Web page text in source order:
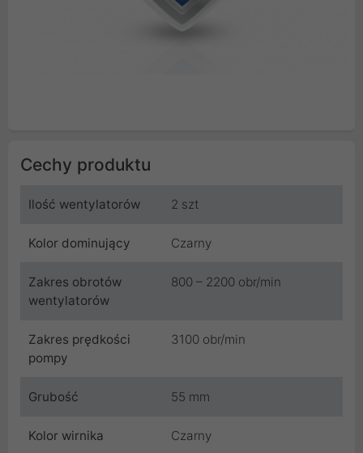
Cechy produktu
Ilość wentylatorów 2 szt
Kolor dominujący Czarny
Zakres obrotów
wentylatorów
800 – 2200 obr/min
Zakres prędkości
pompy
3100 obr/min
Grubość 55 mm
Kolor wirnika Czarny